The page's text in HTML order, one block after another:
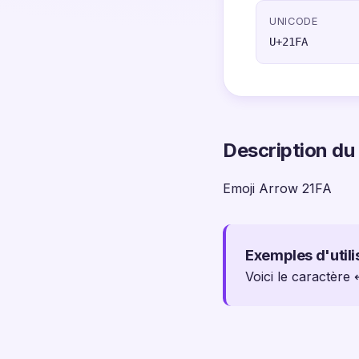
UNICODE
U+21FA
Description
Emoji Arrow 21FA
Exemples
Voici le caractère